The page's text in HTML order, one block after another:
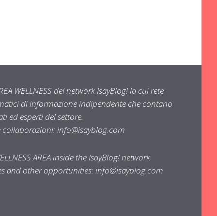
WELLNESS del network IsayBlog! la cui rete
di informazione indipendente che contano
ed esperti del settore.
collaborazioni:info@isayblog.com
AREA inside the IsayBlog! network
and other opportunities:info@isayblog.com